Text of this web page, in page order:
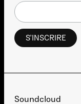
Soundcloud